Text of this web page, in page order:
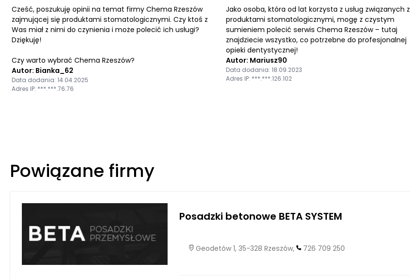
Cześć, poszukuję opinii na temat firmy Chema Rzeszów
zajmującej się produktami stomatologicznymi. Czy ktoś z
Was miał z nimi do czynienia i może polecić ich usługi?
Dziękuję!
Czy warto wybrać Chema Rzeszów?
Autor: Bianka_62
Data dodania: 14.04.2025
Adres IP: ***.***.76.76
Jako osoba, która od lat korzysta z usług związanych z
produktami stomatologicznymi, mogę z czystym
sumieniem polecić serwis Chema Rzeszów – tutaj
znajdziecie wszystko, co potrzebne do profesjonalnej
opieki dentystycznej!
Autor: Mariusz90
Data dodania: 18.09.2023
Adres IP: ***.***.126.102
Powiązane firmy
Posadzki betonowe BETA SYSTEM
Geodetów 1, 35-328 Rzeszów, 726 709 250